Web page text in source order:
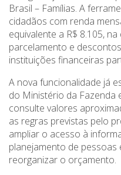
Brasil – Famílias. A
cidadãos com renda
equivalente a R$ 8.105,
parcelamento e
instituições financeiras
A nova funcionalidade já
do Ministério da Fazenda
consulte valores
as regras previstas pelo
ampliar o acesso à
planejamento de pessoas
reorganizar o orçamento.